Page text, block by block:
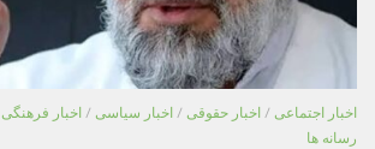
اخبار اجتماعی / اخبار حقوقی / اخبار سیاسی / اخبار فرهنگی
رسانه ها